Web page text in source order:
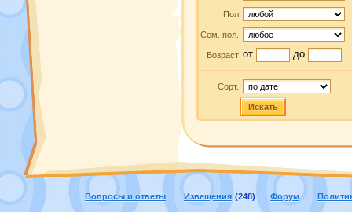
Пол
Сем. пол.
Возраст от до
Сорт.
Искать
Вопросы и ответы Извещения (248) Форум